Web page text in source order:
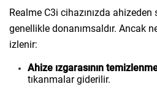
Realme C3i cihazınızda
genellikle donanımsaldır. Ancak
izlenir:
Ahize ızgarasının
tıkanmalar giderilir.